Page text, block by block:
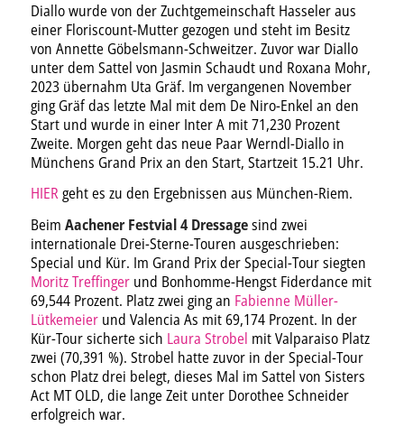
Diallo wurde von der Zuchtgemeinschaft Hasseler aus
einer Floriscount-Mutter gezogen und steht im Besitz
von Annette Göbelsmann-Schweitzer. Zuvor war Diallo
unter dem Sattel von Jasmin Schaudt und Roxana Mohr,
2023 übernahm Uta Gräf. Im vergangenen November
ging Gräf das letzte Mal mit dem De Niro-Enkel an den
Start und wurde in einer Inter A mit 71,230 Prozent
Zweite. Morgen geht das neue Paar Werndl-Diallo in
Münchens Grand Prix an den Start, Startzeit 15.21 Uhr.
HIERgeht es zu den Ergebnissen aus München-Riem.
Beim Aachener Festvial 4 Dressagesind zwei
internationale Drei-Sterne-Touren ausgeschrieben:
Special und Kür. Im Grand Prix der Special-Tour siegten
Moritz Treffingerund Bonhomme-Hengst Fiderdance mit
69,544 Prozent. Platz zwei ging an Fabienne Müller-
Lütkemeierund Valencia As mit 69,174 Prozent. In der
Kür-Tour sicherte sich Laura Strobel mit Valparaiso Platz
zwei (70,391 %). Strobel hatte zuvor in der Special-Tour
schon Platz drei belegt, dieses Mal im Sattel von Sisters
Act MT OLD, die lange Zeit unter Dorothee Schneider
erfolgreich war.